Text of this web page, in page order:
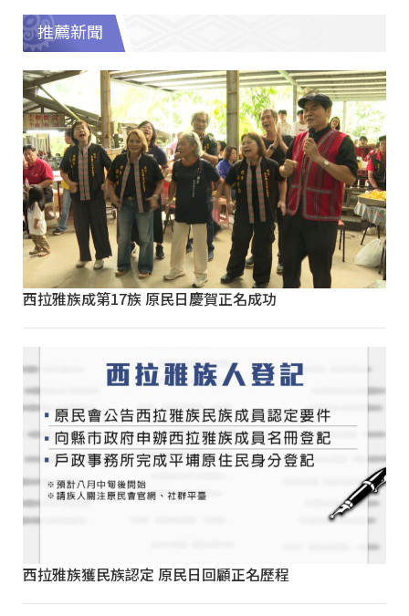
推薦新聞
西拉雅族成第17族 原民日慶賀正名成功
西拉雅族獲民族認定 原民日回顧正名歷程